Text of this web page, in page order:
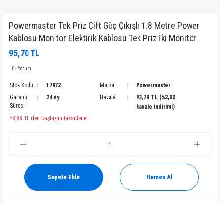
Powermaster Tek Priz Çift Güç Çıkışlı 1.8 Metre Power
Kablosu Monitör Elektirik Kablosu Tek Priz İki Monitör
95,70 TL
0 - Yorum
Stok Kodu 17972 Marka
Powermaster
Garanti
Süresi
24 Ay Havale
93,79 TL (%2,00
havale indirimi)
*8,98 TL den başlayan taksitlerle!
Sepete Ekle Hemen Al